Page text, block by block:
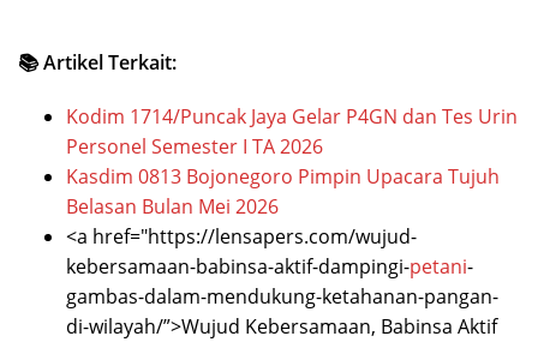
📚 Artikel Terkait:
Kodim 1714/Puncak Jaya Gelar P4GN dan Tes Urin
Personel Semester I TA 2026
Kasdim 0813 Bojonegoro Pimpin Upacara Tujuh
Belasan Bulan Mei 2026
<a href="https://lensapers.com/wujud-
kebersamaan-babinsa-aktif-dampingi-petani-
gambas-dalam-mendukung-ketahanan-pangan-
di-wilayah/”>Wujud Kebersamaan, Babinsa Aktif